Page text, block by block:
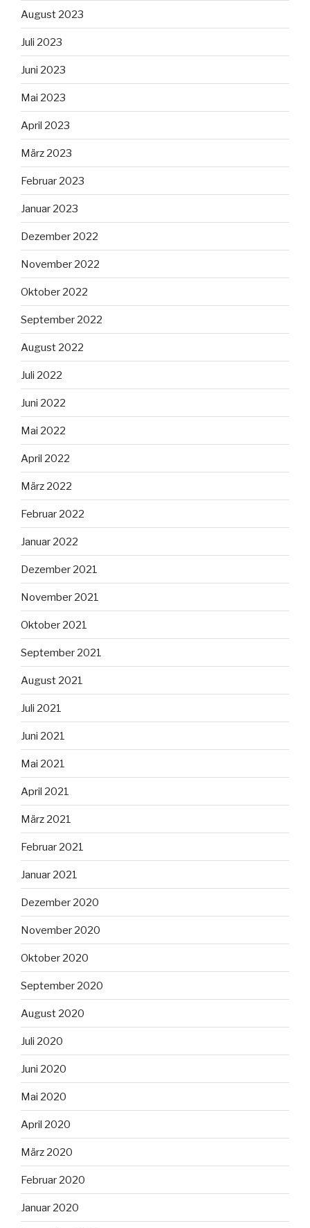
August 2023
Juli 2023
Juni 2023
Mai 2023
April 2023
März 2023
Februar 2023
Januar 2023
Dezember 2022
November 2022
Oktober 2022
September 2022
August 2022
Juli 2022
Juni 2022
Mai 2022
April 2022
März 2022
Februar 2022
Januar 2022
Dezember 2021
November 2021
Oktober 2021
September 2021
August 2021
Juli 2021
Juni 2021
Mai 2021
April 2021
März 2021
Februar 2021
Januar 2021
Dezember 2020
November 2020
Oktober 2020
September 2020
August 2020
Juli 2020
Juni 2020
Mai 2020
April 2020
März 2020
Februar 2020
Januar 2020